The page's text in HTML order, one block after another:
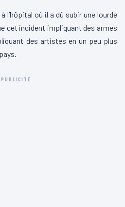
l’hôpital où il a dû subir une lourde
cet incident impliquant des armes
des artistes en un peu plus
PUBLICITÉ